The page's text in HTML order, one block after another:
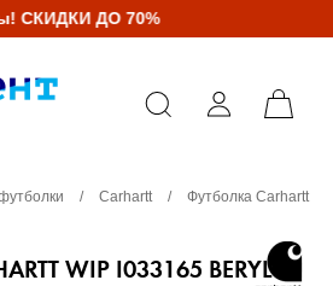
СКИДКИ ДО 70%
/ Carhartt /
Футболка Carhartt
WIP I033165 BERYL